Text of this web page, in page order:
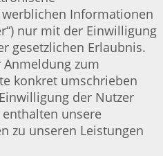
Informationen
nur mit der Einwilligung
gesetzlichen Erlaubnis.
zum
konkret umschrieben
der Nutzer
unsere
zu unseren Leistungen